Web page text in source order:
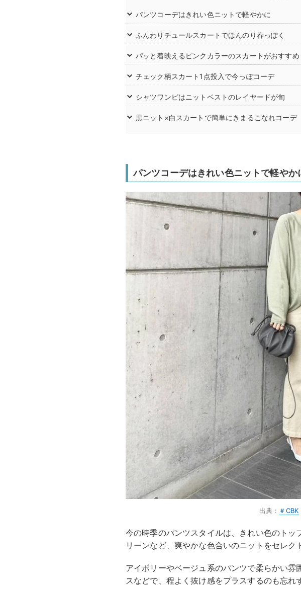
パンツコーデはきれい色ニットで軽やかに
ふんわりチュールスカートでほんのり春っぽく
パッと着映えるピンクカラーのスカートがおすすめ
チェック柄スカート1点投入で今っぽコーデ
シャツワンピはニットベストのレイヤードが旬
黒ニット×白スカートで簡単にきまるこなれコーデ
パンツコーデはきれい色ニットで軽やか
出典： ＃CBK
今の時季のパンツスタイルは、きれい色のトッ
リーンなど、爽やかな色合いのニットをセレク
アイボリーやベージュ系のパンツで柔らかい
スなどで、程よく抜け感をプラスするのも忘れ